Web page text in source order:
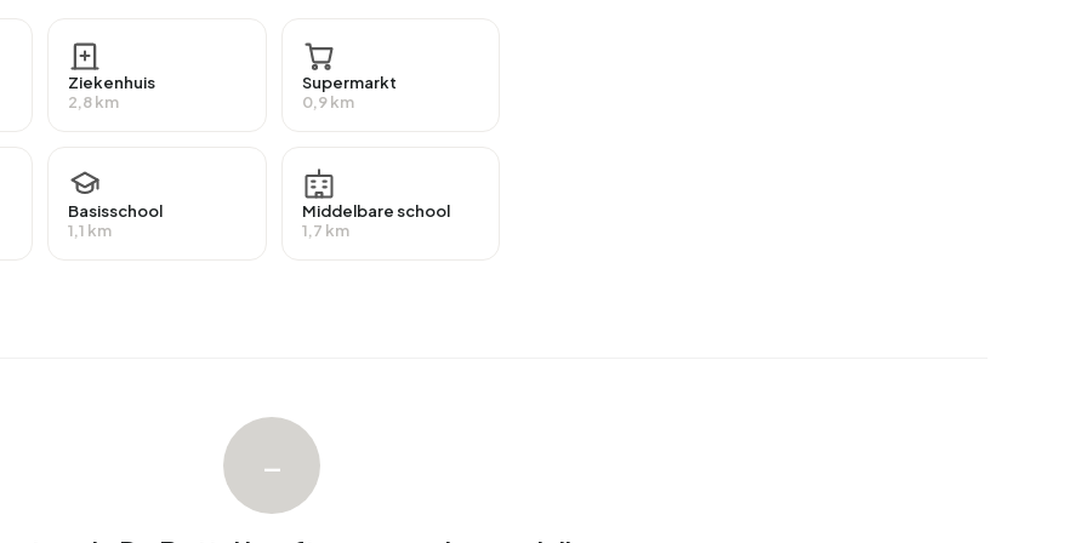
een gemiddelde WOZ-waarde van €422.410. Hiervan
meeste woningen zijn koopwoningen. Dit komt neer op
is 75% in particulier bezit, 15% in handen van
2020 en later (20%).
Ziekenhuis
2,8 km
Supermarkt
0,9 km
Basisschool
1,1 km
Middelbare school
1,7 km
–